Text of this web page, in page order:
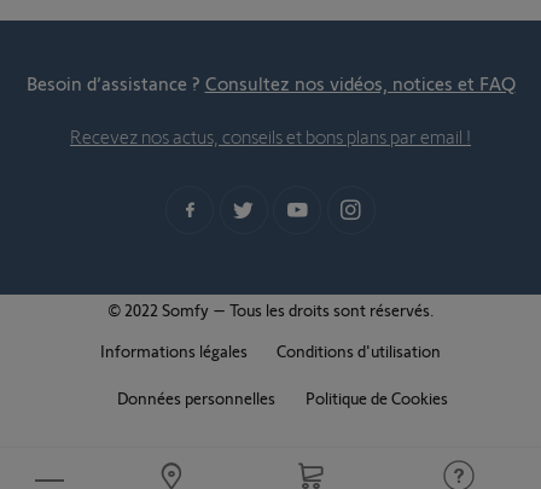
Besoin d’assistance ? Consultez nos vidéos, notices et FAQ
Recevez nos actus, conseils et bons plans par email !
© 2022 Somfy – Tous les droits sont réservés.
Informations légales
Conditions d'utilisation
Données personnelles Politique de Cookies